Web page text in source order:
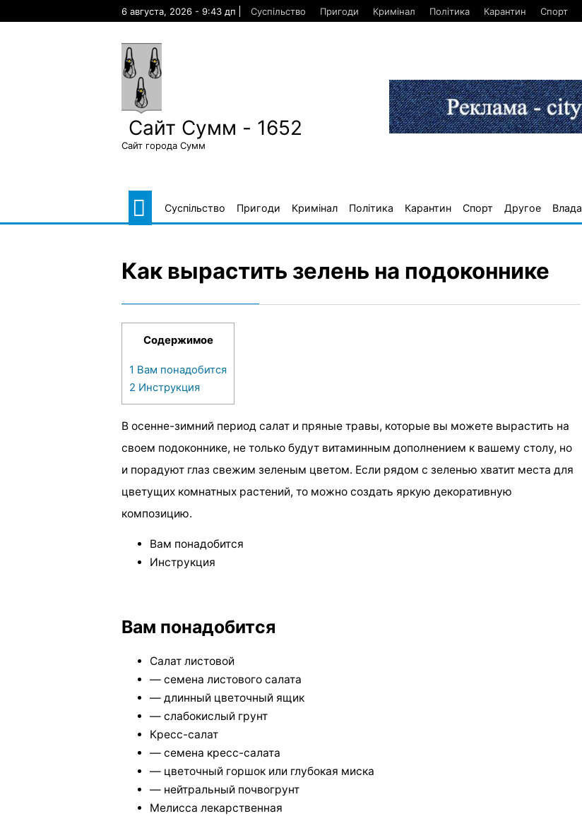
6 августа, 2026 - 9:43 дп Суспільство Пригоди Кримінал Політика Карантин Спорт
Сайт Сумм - 1652
Сайт города Сумм
Суспільство Пригоди Кримінал Політика Карантин Спорт Другое Влада
Как вырастить зелень на подоконнике
Содержимое
1 Вам понадобится
2 Инструкция
В осенне-зимний период салат и пряные травы, которые вы можете вырастить на
своем подоконнике, не только будут витаминным дополнением к вашему столу, но
и порадуют глаз свежим зеленым цветом. Если рядом с зеленью хватит места для
цветущих комнатных растений, то можно создать яркую декоративную
композицию.
Вам понадобится
Инструкция
Вам понадобится
Салат листовой
— семена листового салата
— длинный цветочный ящик
— слабокислый грунт
Кресс-салат
— семена кресс-салата
— цветочный горшок или глубокая миска
— нейтральный почвогрунт
Мелисса лекарственная